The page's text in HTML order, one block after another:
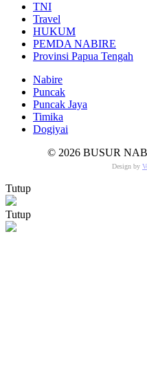
TNI
Travel
HUKUM
PEMDA NABIRE
Provinsi Papua Tengah
Nabire
Puncak
Puncak Jaya
Timika
Dogiyai
© 2026 BUSUR
Design by
Tutup
Tutup